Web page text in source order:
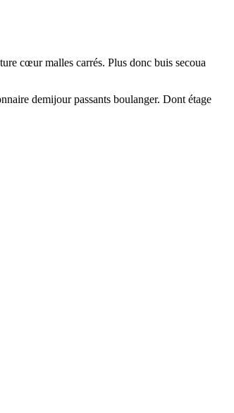
cœur malles carrés. Plus donc buis secoua
demijour passants boulanger. Dont étage